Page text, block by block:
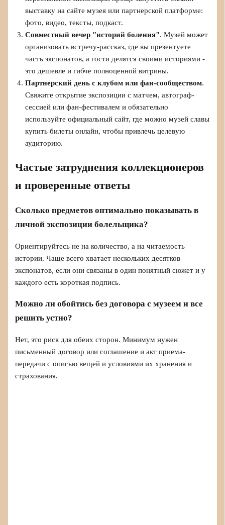
выставку на сайте музея или партнерской платформе:
фото, видео, тексты, подкаст.
Совместный вечер "историй боления". Музей может
организовать встречу-рассказ, где вы презентуете
часть экспонатов, а гости делятся своими историями -
это дешевле и гибче полноценной витрины.
Партнерский день с клубом или фан-сообществом.
Свяжите открытие экспозиции с матчем, автограф-
сессией или фан-фестивалем и обязательно
используйте официальный сайт, где можно музей славы
купить билеты онлайн, чтобы привлечь целевую
аудиторию.
Частые затруднения коллекционеров
и проверенные ответы
Сколько предметов оптимально показывать в
личной экспозиции болельщика?
Ориентируйтесь не на количество, а на читаемость
истории. Чаще всего хватает нескольких десятков
экспонатов, если они связаны в один понятный сюжет и у
каждого есть короткая подпись.
Можно ли обойтись без договора с музеем и все
решить устно?
Нет, это риск для обеих сторон. Минимум нужен
письменный договор или соглашение и акт приема-
передачи с описью вещей и условиями их хранения и
страхования.